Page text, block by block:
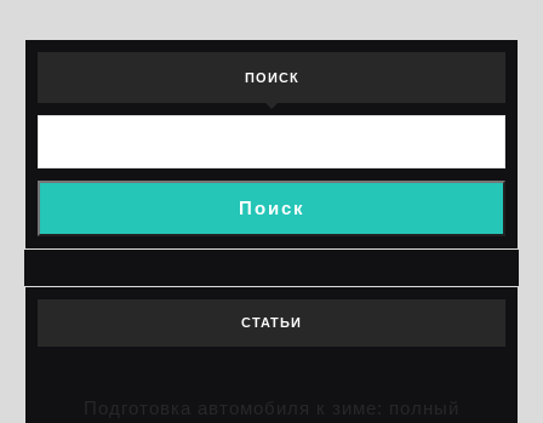
ПОИСК
Поиск
СТАТЬИ
Подготовка автомобиля к зиме: полный